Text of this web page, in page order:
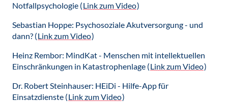
Notfallpsychologie (Link zum Video)
Sebastian Hoppe: Psychosoziale Akutversorgung - und
dann? (Link zum Video)
Heinz Rembor: MindKat - Menschen mit intellektuellen
Einschränkungen in Katastrophenlage (Link zum Video)
Dr. Robert Steinhauser: HEiDi - Hilfe-App für
Einsatzdienste (Link zum Video)